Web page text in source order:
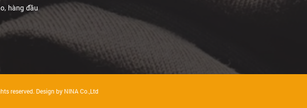
hàng đầu
reserved. Design by NINA Co.,Ltd